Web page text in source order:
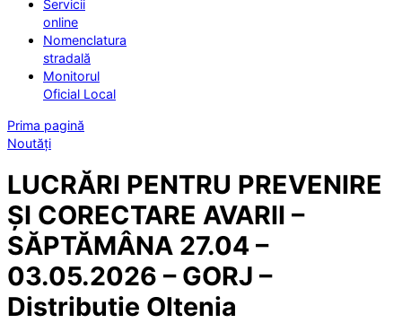
Servicii
online
Nomenclatura
stradală
Monitorul
Oficial Local
Prima pagină
Noutăți
LUCRĂRI PENTRU PREVENIRE
ȘI CORECTARE AVARII –
SĂPTĂMÂNA 27.04 –
03.05.2026 – GORJ –
Distributie Oltenia